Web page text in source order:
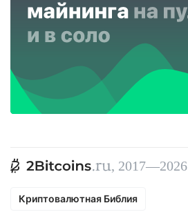
, 2017—2026
Криптовалютная Библия